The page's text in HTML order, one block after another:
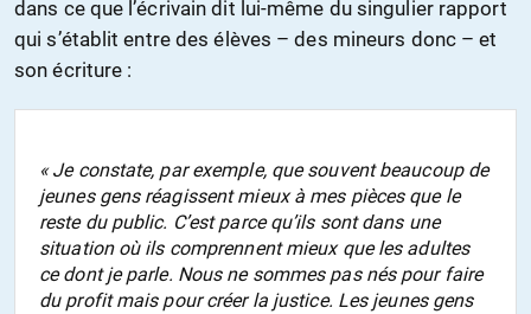
dans ce que l’écrivain dit lui-même du singulier rapport
qui s’établit entre des élèves – des mineurs donc – et
son écriture :
« Je constate, par exemple, que souvent beaucoup de
jeunes gens réagissent mieux à mes pièces que le
reste du public. C’est parce qu’ils sont dans une
situation où ils comprennent mieux que les adultes
ce dont je parle. Nous ne sommes pas nés pour faire
du profit mais pour créer la justice. Les jeunes gens